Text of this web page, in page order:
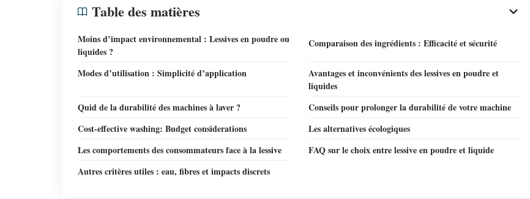
Table des matières
Moins d’impact environnemental : Lessives en poudre ou
liquides ?
Comparaison des ingrédients : Efficacité et sécurité
Modes d’utilisation : Simplicité d’application
Avantages et inconvénients des lessives en poudre et
liquides
Quid de la durabilité des machines à laver ?
Conseils pour prolonger la durabilité de votre machine
Cost-effective washing: Budget considerations
Les alternatives écologiques
Les comportements des consommateurs face à la lessive
FAQ sur le choix entre lessive en poudre et liquide
Autres critères utiles : eau, fibres et impacts discrets